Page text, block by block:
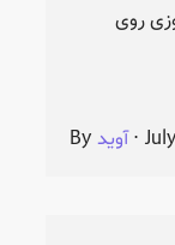
روی
Byآوید⋅